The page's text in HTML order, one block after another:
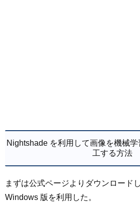
Nightshade を利用して画像を機械
工する方法
まずは公式ページよりダウンロード
Windows 版を利用した。